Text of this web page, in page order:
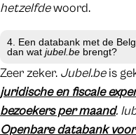
hetzelfdewoord.
4. Een databank met de
dan wat jubel.be brengt?
Zeer zeker. Jubel.beis
juridische en fiscale
bezoekers per maand.
Openbare databank